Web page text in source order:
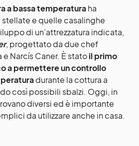
a bassa temperaturaha
e quelle casalinghe
di un’attrezzatura indicata,
, progettato da due chef
e Narcís Caner. È statoil primo
a permettere un controllo
durante la cottura a
così possibili sbalzi. Oggi, in
diversi ed è importante
da utilizzare anche in casa.